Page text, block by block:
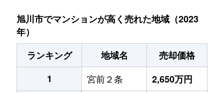
旭川市でマンションが高く売れた地域（2023
年）
ランキング
地域名
売却価格
1
宮前２条
2,650万円